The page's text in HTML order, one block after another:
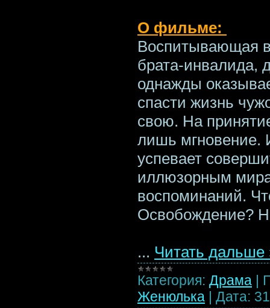
О фильме:
Воспитывающая
брата-инвалида,
однажды
спасти жизнь
свою. На
лишь мгновение.
успевает
иллюзорным
воспоминаний.
Освобождение?
... Читать дальше
Категория: Драма |
Женюлька | Дата: